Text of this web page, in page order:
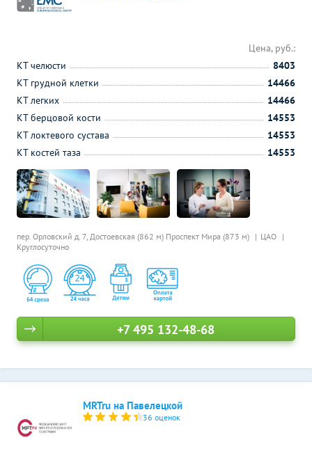
пер. Орловский д. 7, Достоевская (862 м) Проспект Мира (873 м)
ЦАО
Круглосуточно
Цена, руб.:
КТ челюсти
8403
КТ грудной клетки
14466
КТ легких
14466
КТ берцовой кости
14553
КТ локтевого сустава
14553
КТ костей таза
14553
+7 495 132-48-68
MRTru на Павелецкой
36 оценок